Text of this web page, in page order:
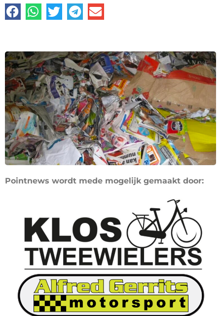
Pointnews wordt mede mogelijk gemaakt door: